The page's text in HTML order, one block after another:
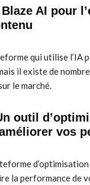
AI pour
qui utilise l’IA
il existe de
le marché.
outil
vos
la performance de